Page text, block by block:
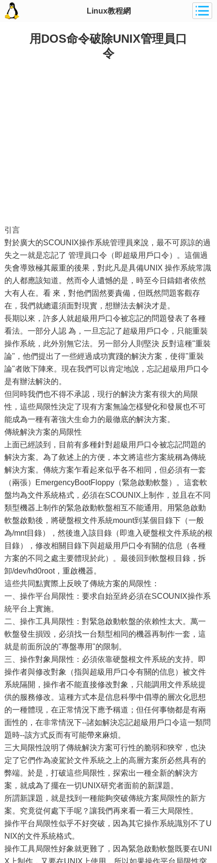
Linux教程網
用DOS命令破除UNIX管理員口
令
引言
對於廣大的SCOUNIX操作系統管理員來說，最不可原諒的過
失之一就是忘記了 管理員口令（即超級用戶口令）。這個過
失會導致極其嚴重的後果，對此凡是具備UNIX 操作系統常識
的人都應該知道。然而令人遺憾的是，時至今日鑄錯者依然
大有人在。看 來，對他們固然要責備，但既然問題客觀存
在，我們就總還須面對現實，想辦法去解決才是。
長期以來，許多人就超級用戶口令被忘記的問題發表了各種
看法。一部分人認 為，一旦忘記了超級用戶口令，只能重裝
操作系統，此外別無它法。另一部分人則堅決 反對這種"重裝
論"，他們提出了一些經過成功實踐的解決方案，使得"重裝
論"者敗下陣來。現在我們可以肯定地說，忘記超級用戶口令
是有辦法解決的。
但同時我們也不得不承認，現行的解決方案有很大的局限
性，這些局限性決定了現有方案無論怎樣變化和發展也不可
能成為一種有著強大生命力的最徹底的解決方案。
傳統解決方案的局限性
上面已經談到，目前有多種針對超級用戶口令被忘記問題的
解決方案。為了敘述上的方便，本文將這些方案統稱為傳統
解決方案。傳統方案乍看起來似乎各不相同，但必須有一套
（兩張）EmergencyBootFloppy（緊急啟動軟盤）。這套軟
盤均為文件系統格式，必須在SCOUNIX上制作，並且在不同
類型機器上制作的緊急啟動軟盤相互不能通用。用緊急啟動
軟盤啟動後，將硬盤根文件系統mount到某個目錄下（一般
為/mnt目錄），然後進入該目錄（即進入硬盤根文件系統的根
目錄），修改相關目錄下與超級用戶口令有關的信息（各種
方案的不同之處主要體現於此）。最後回到軟盤根目錄，拆
卸/dev/hd0root，重啟機器。
這些共同點實際上反映了傳統方案的局限性：
一、操作平台局限性：要求自始至終必須在SCOUNIX操作系
統平台上實施。
二、操作工具局限性：對緊急啟動軟盤的依賴性太大。萬一
軟盤發生損毀，必須找一台類型相同的機器再制作一套，這
就是前面所說的"專盤專用"的限制。
三、操作對象局限性：必須依靠硬盤根文件系統的支持。即
操作者與修改對象（指與超級用戶口令有關的信息）被文件
系統隔開，操作者不能直接修改對象，只能調用文件系統提
供的服務修改。這種方式本是信息科學中倡導的層次化思想
的一種體現，在正常情況下應予稱道；但任何事物都是有兩
面性的，在非常情況下--諸如解決忘記超級用戶口令這一類問
題時--該方式反而有可能帶來麻煩。
三大局限性說明了傳統解決方案可行性的脆弱和狹窄，也決
定了它們作為凌駕於文件系統之上的高層方案所必然具有的
弊端。於是，打破這些局限性，探索出一種全新的解決方
案，就成為了擺在一切UNIX研究者面前的新課題。
所謂新課題，就是找到一種能夠突破傳統方案局限性的新方
案。究竟從何處下手呢？讓我們再來看一看三大局限性。
操作平台局限性似乎不好突破，因為其它操作系統識別不了U
NIX的文件系統格式。
操作工具局限性好象就更難了，因為緊急啟動軟盤既要在UNI
X上制作，又要在UNIX上使用，所以如果操作平台局限性突